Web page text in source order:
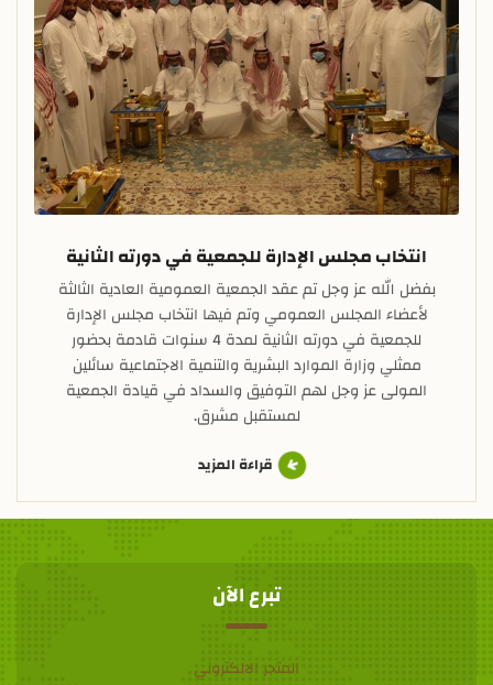
انتخاب مجلس الإدارة للجمعية في دورته الثانية
بفضل الله عز وجل تم عقد الجمعية العمومية العادية الثالثة
لأعضاء المجلس العمومي وتم فيها انتخاب مجلس الإدارة
للجمعية في دورته الثانية لمدة 4 سنوات قادمة بحضور
ممثلي وزارة الموارد البشرية والتنمية الاجتماعية سائلين
المولى عز وجل لهم التوفيق والسداد في قيادة الجمعية
لمستقبل مشرق.
قراءة المزيد
تبرع الآن
المتجر الالكتروني